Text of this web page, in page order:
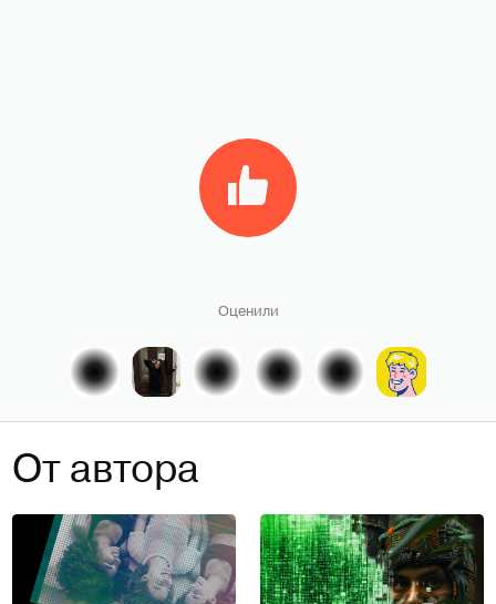
Оценили
От автора